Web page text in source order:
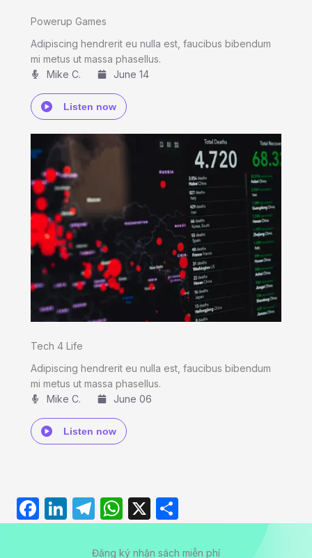
Powerup Games
Adipiscing hendrerit eu nulla est, faucibus bibendum
mi metus ut massa phasellus.
Mike C.​
June 14
Listen now
Tech 4 Life
Adipiscing hendrerit eu nulla est, faucibus bibendum
mi metus ut massa phasellus.
Mike C.​
June 06
Listen now
F
a
Li
n
T
el
W
h
X
h
Đăng ký nhận sách miễn phí